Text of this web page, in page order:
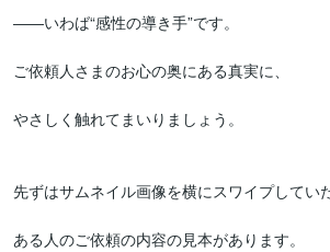
――いわば“感性の導き手”です。
ご依頼人さまのお心の奥にある真実に、
やさしく触れてまいりましょう。
先ずはサムネイル画像を横にスワイプしてい
ある人のご依頼の内容の見本があります。